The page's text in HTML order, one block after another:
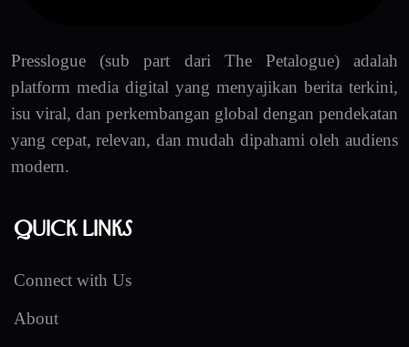
Presslogue (sub part dari The Petalogue) adalah
platform media digital yang menyajikan berita terkini,
isu viral, dan perkembangan global dengan pendekatan
yang cepat, relevan, dan mudah dipahami oleh audiens
modern.
Quick Links
Connect with Us
About